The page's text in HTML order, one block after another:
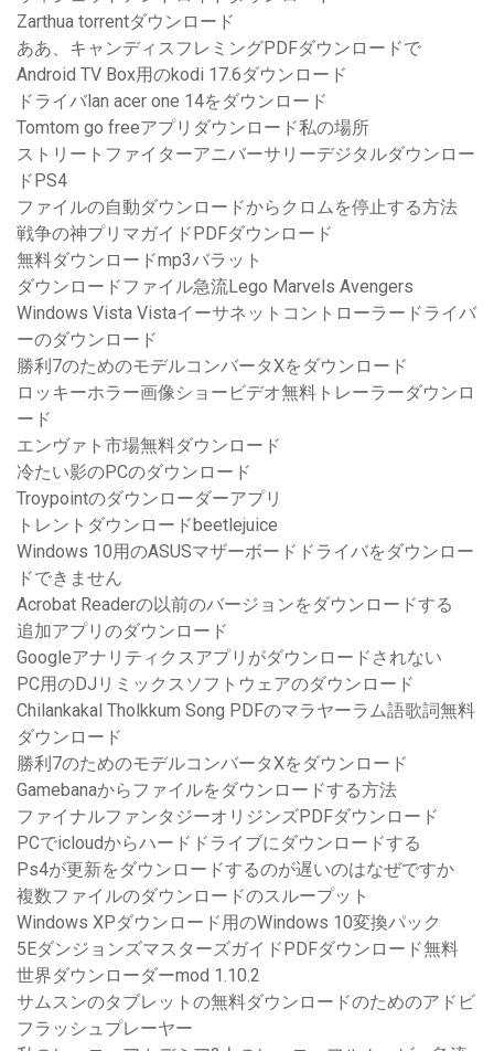
Zarthua torrentダウンロード
ああ、キャンディスフレミングPDFダウンロードで
Android TV Box用のkodi 17.6ダウンロード
ドライバlan acer one 14をダウンロード
Tomtom go freeアプリダウンロード私の場所
ストリートファイターアニバーサリーデジタルダウンロー
ドPS4
ファイルの自動ダウンロードからクロムを停止する方法
戦争の神プリマガイドPDFダウンロード
無料ダウンロードmp3バラット
ダウンロードファイル急流Lego Marvels Avengers
Windows Vista Vistaイーサネットコントローラードライバ
ーのダウンロード
勝利7のためのモデルコンバータXをダウンロード
ロッキーホラー画像ショービデオ無料トレーラーダウンロ
ード
エンヴァト市場無料ダウンロード
冷たい影のPCのダウンロード
Troypointのダウンローダーアプリ
トレントダウンロードbeetlejuice
Windows 10用のASUSマザーボードドライバをダウンロー
ドできません
Acrobat Readerの以前のバージョンをダウンロードする
追加アプリのダウンロード
Googleアナリティクスアプリがダウンロードされない
PC用のDJリミックスソフトウェアのダウンロード
Chilankakal Tholkkum Song PDFのマラヤーラム語歌詞無料
ダウンロード
勝利7のためのモデルコンバータXをダウンロード
Gamebanaからファイルをダウンロードする方法
ファイナルファンタジーオリジンズPDFダウンロード
PCでicloudからハードドライブにダウンロードする
Ps4が更新をダウンロードするのが遅いのはなぜですか
複数ファイルのダウンロードのスループット
Windows XPダウンロード用のWindows 10変換パック
5EダンジョンズマスターズガイドPDFダウンロード無料
世界ダウンローダーmod 1.10.2
サムスンのタブレットの無料ダウンロードのためのアドビ
フラッシュプレーヤー